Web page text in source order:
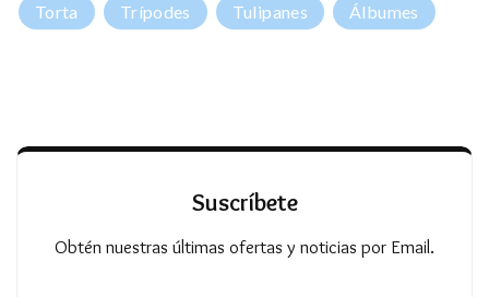
Torta
Trípodes Tulipanes Álbumes
Suscríbete
Obtén nuestras últimas ofertas y noticias por Email.